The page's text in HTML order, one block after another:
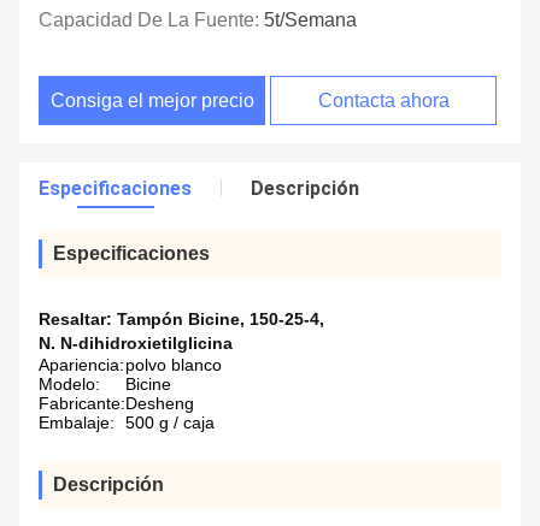
Capacidad De La Fuente: 5t/semana
Consiga el mejor precio Contacta ahora
Especificaciones Descripción
Especificaciones
Resaltar: Tampón Bicine, 150-25-4,
N. N-dihidroxietilglicina
Apariencia:polvo blanco
Modelo:
Bicine
Fabricante:Desheng
Embalaje:
500 g / caja
Descripción